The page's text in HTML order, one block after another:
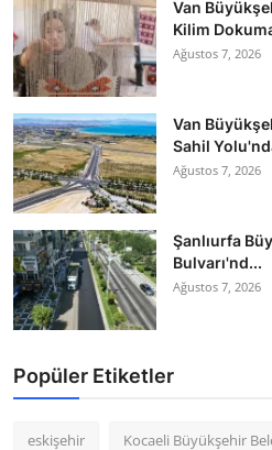
Van
Kilim
Ağustos 7, 2026
Van
Sahil
Ağustos 7, 2026
Şanlıurfa
Bulvarı'nd...
Ağustos 7, 2026
Popüler Etiketler
eskişehir Kocaeli Büyükşehir